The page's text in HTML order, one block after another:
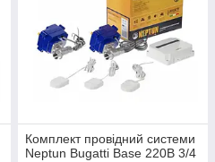
Комплект провідний системи
Neptun Bugatti Base 220B 3/4